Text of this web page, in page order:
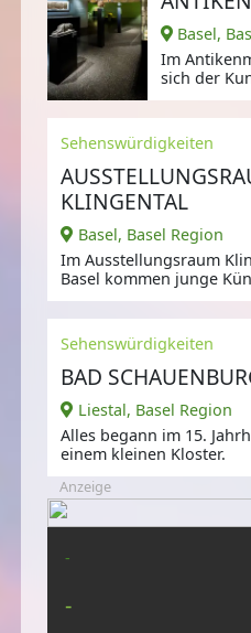
Basel,
Im
sich der
Sehenswürdigkeiten
KLINGENTAL
Basel, Basel Region
Im Ausstellungsraum
Basel kommen junge
der breiten Öffentlichkeit
Sehenswürdigkeiten
BAD
Liestal, Basel Region
Alles begann im 15.
einem kleinen Kloster.
Anzeige
-
-